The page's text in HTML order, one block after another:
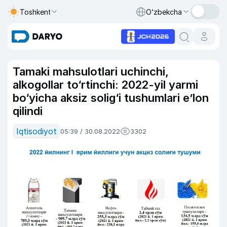
Toshkent O‘zbekcha
Tamaki mahsulotlari uchinchi,
alkogollar to‘rtinchi: 2022-yil yarmi
bo‘yicha aksiz solig‘i tushumlari e’lon
qilindi
Iqtisodiyot 05:39 / 30.08.2022 3302